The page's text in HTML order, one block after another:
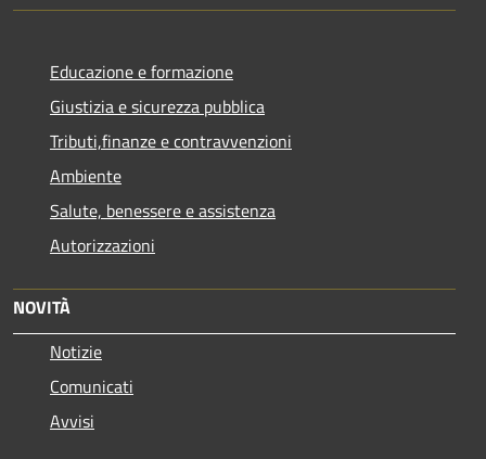
Educazione e formazione
Giustizia e sicurezza pubblica
Tributi,finanze e contravvenzioni
Ambiente
Salute, benessere e assistenza
Autorizzazioni
NOVITÀ
Notizie
Comunicati
Avvisi